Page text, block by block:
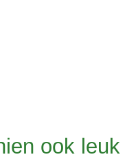
ook leuk